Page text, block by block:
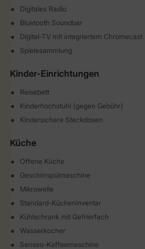
Digitales Radio
Bluetooth Soundbar
Digital-TV mit integriertem Chromecast
Spielesammlung
Kinder-Einrichtungen
Reisebett
Kinderhochstuhl (gegen Gebühr)
Kindersichere Steckdosen
Küche
Offene Küche
Geschirrspülmaschine
Mikrowelle
Standard-Kücheninventar
Kühlschrank mit Gefrierfach
Wasserkocher
Senseo-Kaffeemaschine